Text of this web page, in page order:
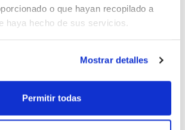
o que hayan recopilado a
haya hecho de sus servicios.
Mostrar detalles
Permitir todas
, amb la informació ja
els encreuaments. A més,